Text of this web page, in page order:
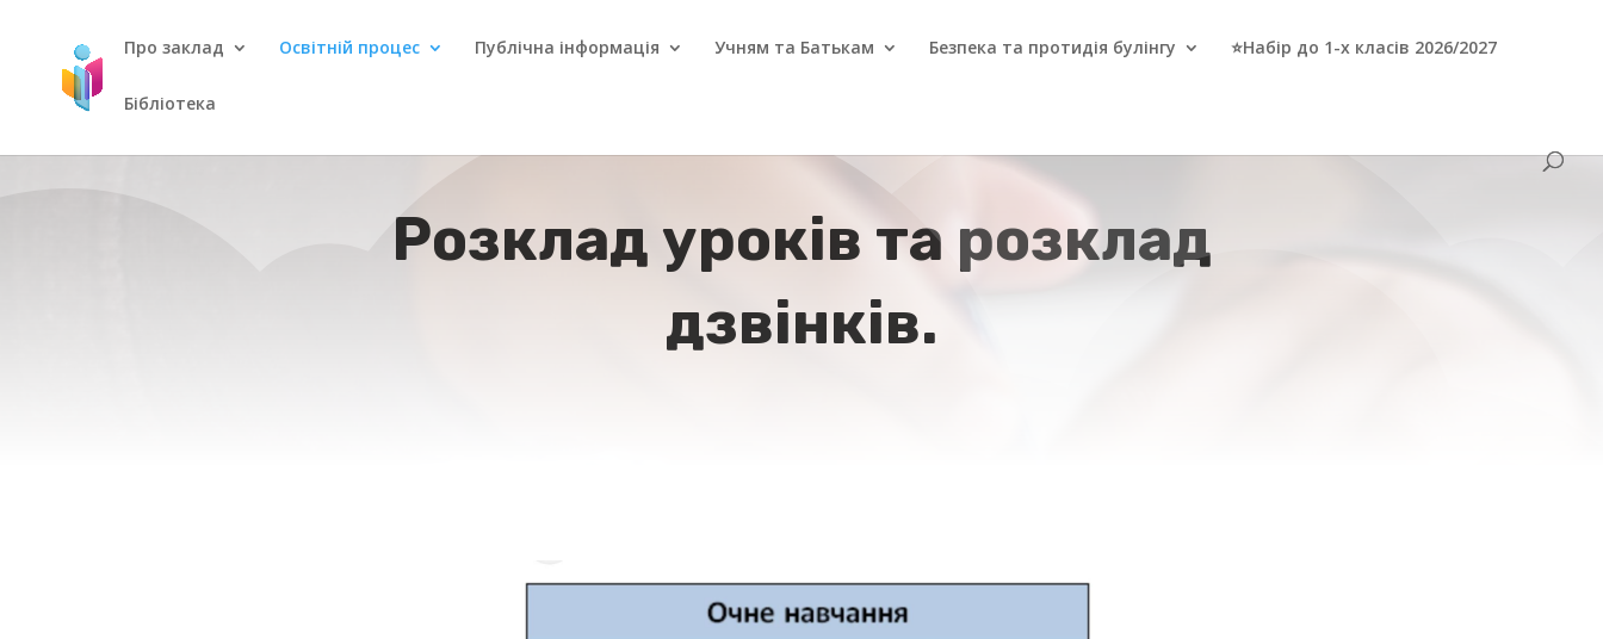
Про заклад Освітній процес Публічна інформація Учням та Батькам Безпека та протидія булінгу ⭐Набір до 1-х класів 2026/2027
Бібліотека
Розклад уроків та розклад
дзвінків.